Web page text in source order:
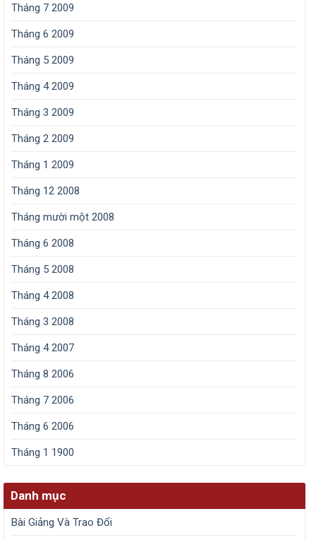
Tháng 7 2009
Tháng 6 2009
Tháng 5 2009
Tháng 4 2009
Tháng 3 2009
Tháng 2 2009
Tháng 1 2009
Tháng 12 2008
Tháng mười một 2008
Tháng 6 2008
Tháng 5 2008
Tháng 4 2008
Tháng 3 2008
Tháng 4 2007
Tháng 8 2006
Tháng 7 2006
Tháng 6 2006
Tháng 1 1900
Danh mục
Bài Giảng Và Trao Đổi